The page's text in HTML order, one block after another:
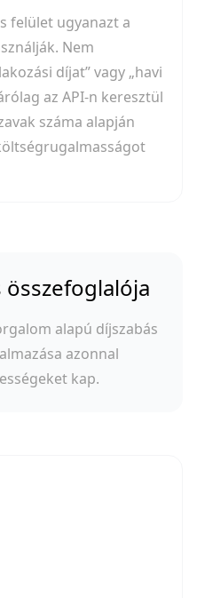
felület ugyanazt a
Nem
díjat” vagy „havi
az API-n keresztül
száma alapján
alapú díjszabás
azonnal
kap.